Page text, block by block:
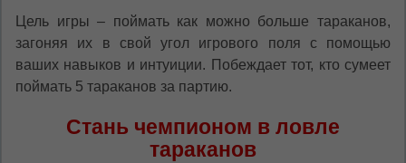
Цель игры – поймать как можно больше тараканов,
загоняя их в свой угол игрового поля с помощью
ваших навыков и интуиции. Побеждает тот, кто сумеет
поймать 5 тараканов за партию.
Стань чемпионом в ловле
тараканов